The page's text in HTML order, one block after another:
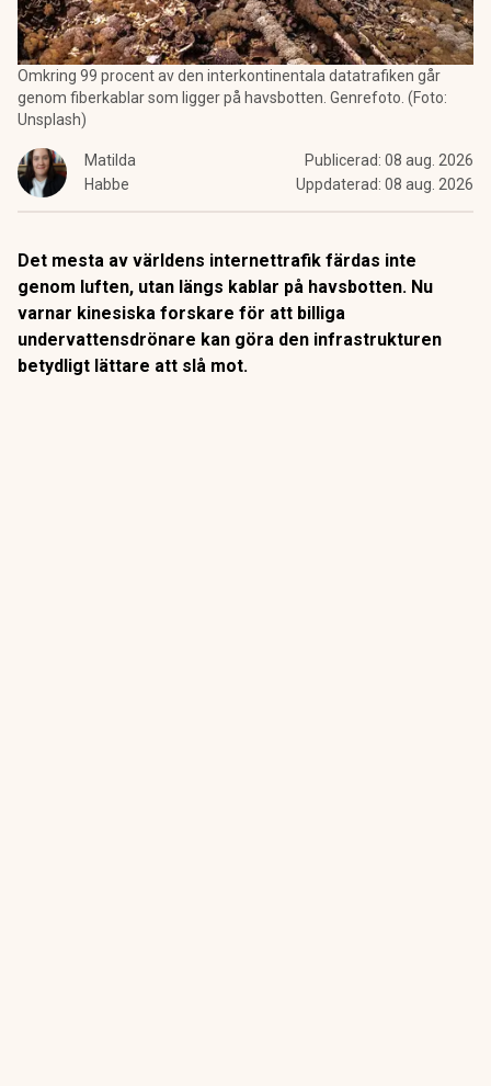
Omkring 99 procent av den interkontinentala datatrafiken går
genom fiberkablar som ligger på havsbotten. Genrefoto. (Foto:
Unsplash)
Matilda
Habbe
Publicerad: 08 aug. 2026
Uppdaterad: 08 aug. 2026
Det mesta av världens internettrafik färdas inte
genom luften, utan längs kablar på havsbotten. Nu
varnar kinesiska forskare för att billiga
undervattensdrönare kan göra den infrastrukturen
betydligt lättare att slå mot.